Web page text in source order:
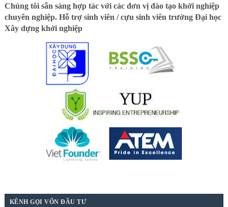
Chúng tôi sẵn sàng hợp tác với các đơn vị đào tạo khởi nghiệp
chuyên nghiệp. Hỗ trợ sinh viên / cựu sinh viên trường Đại học
Xây dựng khởi nghiệp
KÊNH GỌI VỐN ĐẦU TƯ